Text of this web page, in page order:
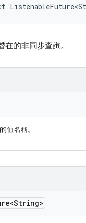
的非同步查詢。
值名稱。